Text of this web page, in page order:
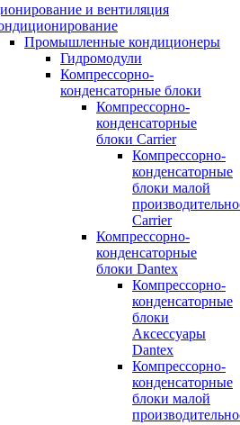
и вентиляция
Промышленные кондиционеры
Гидромодули
Компрессорно-
конденсаторные блоки
Компрессорно-
конденсаторные
блоки Carrier
Компрессорно-
конденсаторные
блоки малой
Carrier
Компрессорно-
конденсаторные
блоки Dantex
Компрессорно-
конденсаторные
блоки
Аксессуары
Dantex
Компрессорно-
конденсаторные
блоки малой